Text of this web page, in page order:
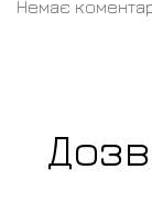
Немає